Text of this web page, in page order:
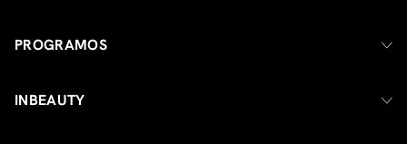
PROGRAMOS
INBEAUTY